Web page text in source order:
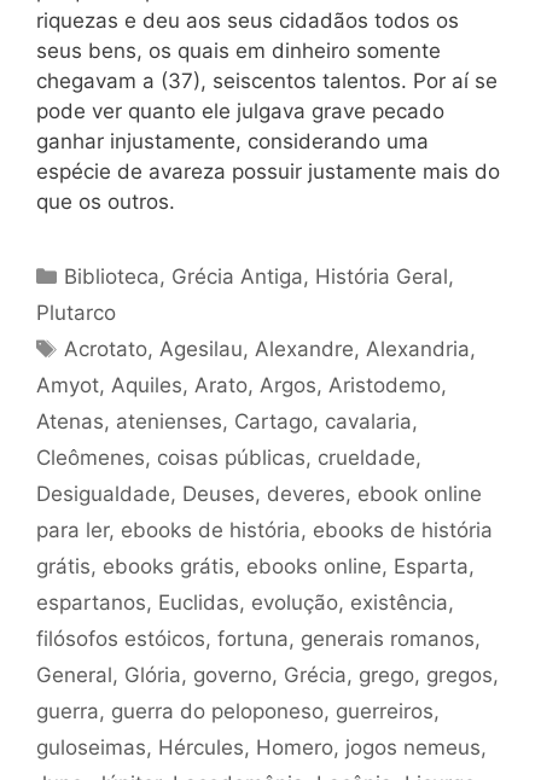
riquezas e deu aos seus cidadãos todos os
seus bens, os quais em dinheiro somente
chegavam a (37), seiscentos talentos. Por aí se
pode ver quanto ele julgava grave pecado
ganhar injustamente, considerando uma
espécie de avareza possuir justamente mais do
que os outros.
Categorias
Biblioteca, Grécia Antiga, História Geral,
Plutarco
Tags
Acrotato,Agesilau,Alexandre,Alexandria,
Amyot, Aquiles, Arato, Argos, Aristodemo,
Atenas, atenienses, Cartago, cavalaria,
Cleômenes, coisas públicas, crueldade,
Desigualdade, Deuses, deveres, ebook online
para ler, ebooks de história, ebooks de história
grátis, ebooks grátis, ebooks online, Esparta,
espartanos, Euclidas, evolução, existência,
filósofos estóicos, fortuna, generais romanos,
General, Glória, governo, Grécia, grego, gregos,
guerra, guerra do peloponeso, guerreiros,
guloseimas, Hércules, Homero, jogos nemeus,